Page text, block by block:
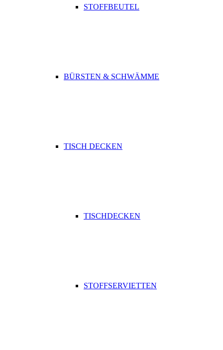
STOFFBEUTEL
BÜRSTEN & SCHWÄMME
TISCH DECKEN
TISCHDECKEN
STOFFSERVIETTEN